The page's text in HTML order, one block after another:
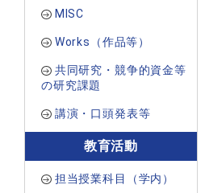
MISC
Works（作品等）
共同研究・競争的資金等
の研究課題
講演・口頭発表等
教育活動
担当授業科目（学内）